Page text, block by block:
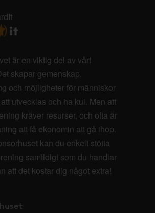
är en viktig del av vårt
skapar gemenskap,
och möjligheter för människor
utvecklas och ha kul. Men att
kräver resurser, och ofta är
att få ekonomin att gå ihop.
kan du enkelt stötta
samtidigt som du handlar
att det kostar dig något extra!